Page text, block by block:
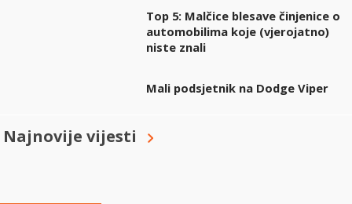
Top 5: Malčice blesave činjenice o
automobilima koje (vjerojatno)
niste znali
Mali podsjetnik na Dodge Viper
Najnovije vijesti